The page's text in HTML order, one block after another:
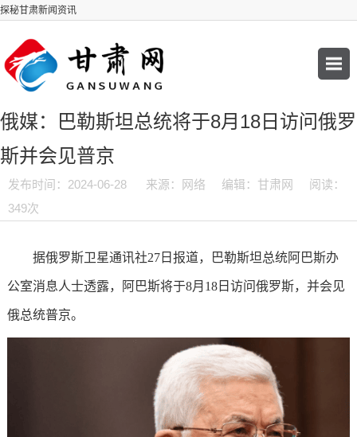
探秘甘肃新闻资讯
俄媒：巴勒斯坦总统将于8月18日访问俄罗
斯并会见普京
发布时间：2024-06-28 来源：网络 编辑：甘肃网
阅读：
349次
据俄罗斯卫星通讯社27日报道，巴勒斯坦总统阿巴斯办
公室消息人士透露，阿巴斯将于8月18日访问俄罗斯，并会见
俄总统普京。